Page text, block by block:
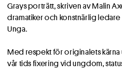
Grays porträtt, skriven av Malin
dramatiker och konstnärlig ledare
Unga.
Med respekt för originalets
vår tids fixering vid ungdom,